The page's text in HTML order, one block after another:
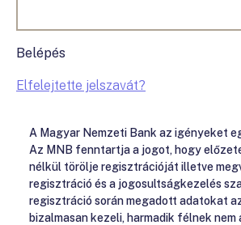
Belépés
Elfelejtette jelszavát?
A Magyar Nemzeti Bank az igényeket
Az MNB fenntartja a jogot, hogy
nélkül törölje regisztrációját illetve
regisztráció és a jogosultságkezelés
regisztráció során megadott adatokat
bizalmasan kezeli, harmadik félnek nem